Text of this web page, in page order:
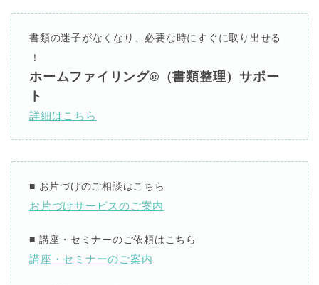
書類の迷子がなくなり、必要な時にすぐに取り出せる
⁣！
ホームファイリング®︎（書類整理）サポー
ト
詳細はこちら
■ お片づけのご相談はこちら
お片づけサービスのご案内
■ 講座・セミナーのご依頼はこちら
講座・セミナーのご案内